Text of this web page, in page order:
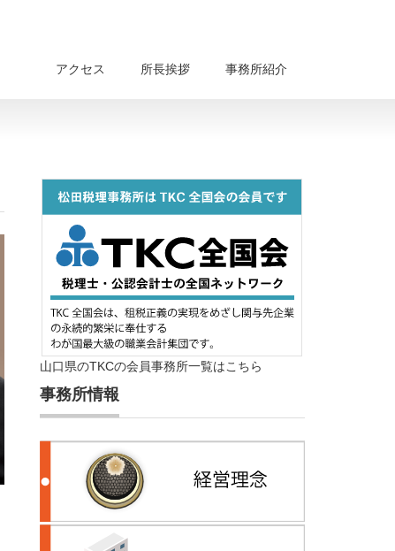
アクセス 所長挨拶 事務所紹介
山口県のTKCの会員事務所一覧はこちら
事務所情報